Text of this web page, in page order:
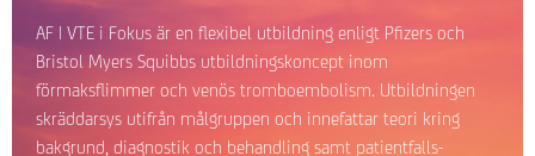
AF | VTE i Fokus är en flexibel utbildning enligt Pfizers och
Bristol Myers Squibbs utbildningskoncept inom
förmaksflimmer och venös tromboembolism. Utbildningen
skräddarsys utifrån målgruppen och innefattar teori kring
bakgrund, diagnostik och behandling samt patientfalls-